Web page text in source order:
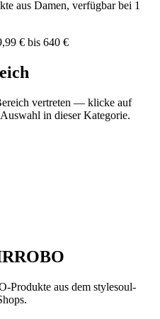
aus Damen, verfügbar bei 1
€ bis 640 €
vertreten — klicke auf
in dieser Kategorie.
-Produkte aus dem stylesoul-